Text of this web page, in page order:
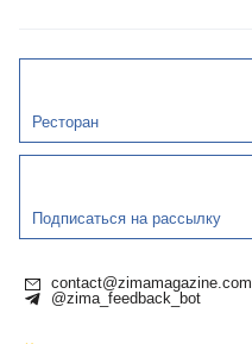
Ресторан
Подписаться на рассылку
contact@zimamagazine.com
@zima_feedback_bot